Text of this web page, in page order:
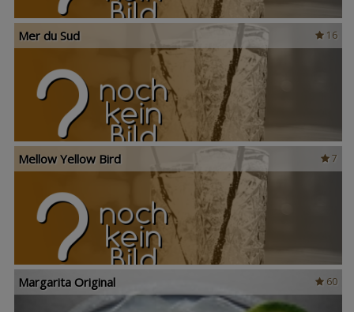
16
Mer du Sud
7
Mellow Yellow Bird
60
Margarita Original